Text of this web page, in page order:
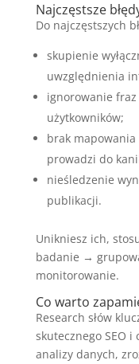
Najczęstsze
Do najczęstszych
skupienie
uwzględnienia
ignorowanie fraz
użytkowników;
brak
prowadzi do
nieśledzenie
publikacji.
Unikniesz ich,
badanie →
monitorowanie.
Co warto
Research słów
skutecznego SEO i
analizy danych,